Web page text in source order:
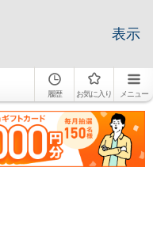
表示
履歴 お気に入り メニュー